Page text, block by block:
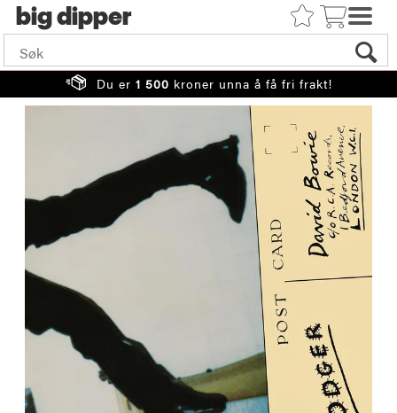
big
Du er 1 500 kroner unna å få fri frakt!